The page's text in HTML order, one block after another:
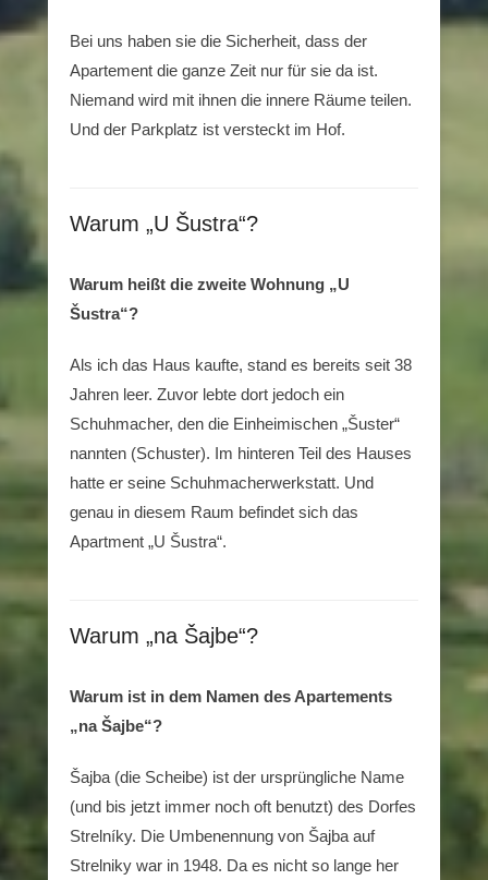
Bei uns haben sie die Sicherheit, dass der
Apartement die ganze Zeit nur für sie da ist.
Niemand wird mit ihnen die innere Räume teilen.
Und der Parkplatz ist versteckt im Hof.
Warum „U Šustra“?
Warum heißt die zweite Wohnung „U
Šustra“?
Als ich das Haus kaufte, stand es bereits seit 38
Jahren leer. Zuvor lebte dort jedoch ein
Schuhmacher, den die Einheimischen „Šuster“
nannten (Schuster). Im hinteren Teil des Hauses
hatte er seine Schuhmacherwerkstatt. Und
genau in diesem Raum befindet sich das
Apartment „U Šustra“.
Warum „na Šajbe“?
Warum ist in dem Namen des Apartements
„na Šajbe“?
Šajba (die Scheibe) ist der ursprüngliche Name
(und bis jetzt immer noch oft benutzt) des Dorfes
Strelníky. Die Umbenennung von Šajba auf
Strelniky war in 1948. Da es nicht so lange her